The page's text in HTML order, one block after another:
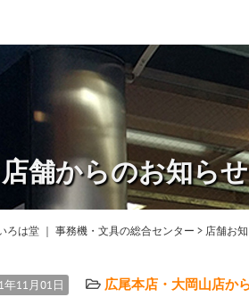
店舗からのお知らせ
ろは堂 ｜ 事務機・文具の総合センター > 店舗お
年11月01日 広尾本店・大岡山店か